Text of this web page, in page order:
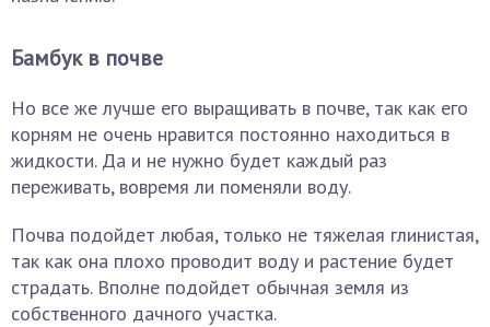
Бамбук в почве
Но все же лучше его выращивать в почве, так как его
корням не очень нравится постоянно находиться в
жидкости. Да и не нужно будет каждый раз
переживать, вовремя ли поменяли воду.
Почва подойдет любая, только не тяжелая глинистая,
так как она плохо проводит воду и растение будет
страдать. Вполне подойдет обычная земля из
собственного дачного участка.